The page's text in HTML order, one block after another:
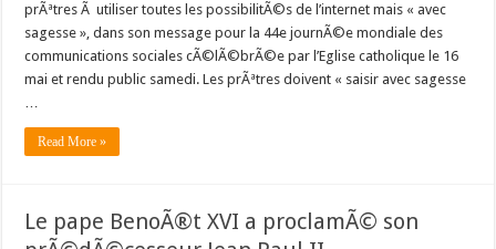
prÃªtres Ã utiliser toutes les possibilitÃ©s de l’internet mais « avec
sagesse », dans son message pour la 44e journÃ©e mondiale des
communications sociales cÃ©lÃ©brÃ©e par l’Eglise catholique le 16
mai et rendu public samedi. Les prÃªtres doivent « saisir avec sagesse
…
Read More »
Le pape BenoÃ®t XVI a proclamÃ© son